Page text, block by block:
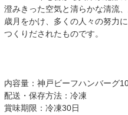
澄みきった空気と清らかな清流
歳月をかけ、多くの人々の努力
つくりだされたものです。
内容量：神戸ビーフハンバーグ
配送・保存方法：冷凍
賞味期限：冷凍30日